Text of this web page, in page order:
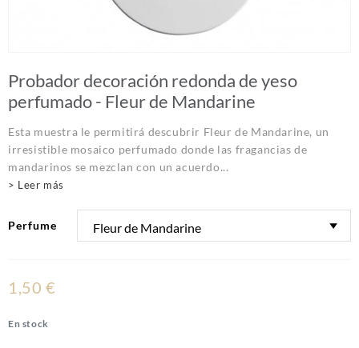
Probador decoración redonda de yeso
perfumado - Fleur de Mandarine
Esta muestra le permitirá descubrir Fleur de Mandarine, un
irresistible mosaico perfumado donde las fragancias de
mandarinos se mezclan con un acuerdo...
> Leer más
Perfume
1,50 €
En stock